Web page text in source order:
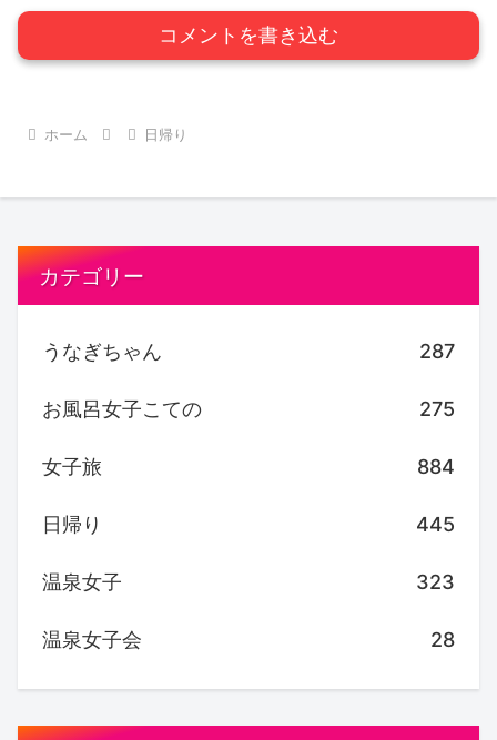
コメントを書き込む
ホーム 日帰り
カテゴリー
うなぎちゃん 287
お風呂女子こての 275
女子旅 884
日帰り 445
温泉女子 323
温泉女子会 28